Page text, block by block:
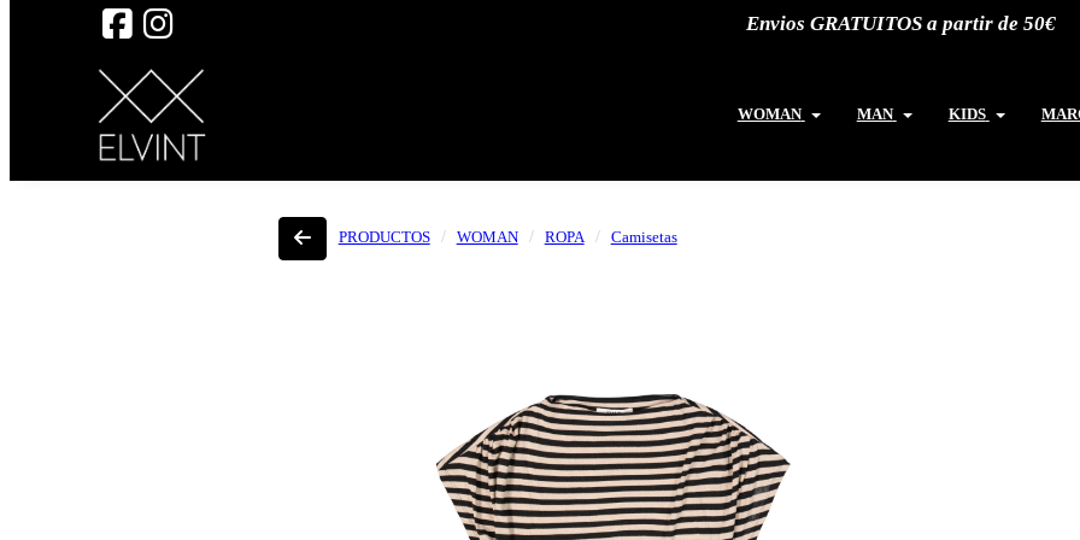
Envios GRATUITOS a partir de 50€
WOMAN MAN KIDS
PRODUCTOS WOMAN ROPA Camisetas